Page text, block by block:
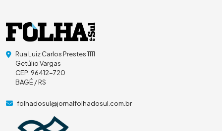
Rua Luiz Carlos Prestes 1111
Getúlio Vargas
CEP: 96412-720
BAGÉ / RS
folhadosul@jornalfolhadosul.com.br